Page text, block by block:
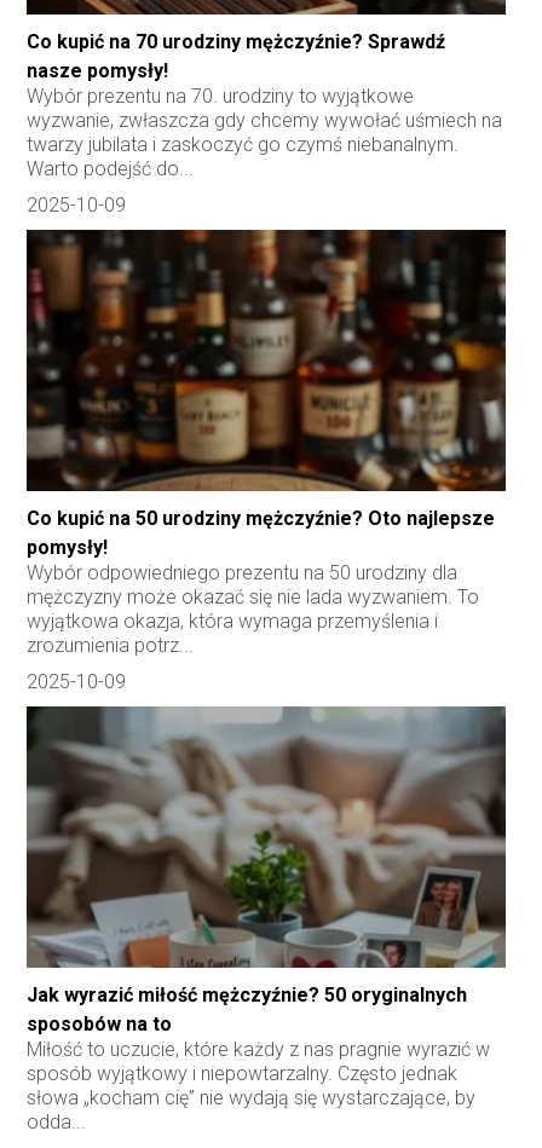
Co kupić na 70 urodziny mężczyźnie? Sprawdź
nasze pomysły!
Wybór prezentu na 70. urodziny to wyjątkowe
wyzwanie, zwłaszcza gdy chcemy wywołać uśmiech na
twarzy jubilata i zaskoczyć go czymś niebanalnym.
Warto podejść do...
2025-10-09
Co kupić na 50 urodziny mężczyźnie? Oto najlepsze
pomysły!
Wybór odpowiedniego prezentu na 50 urodziny dla
mężczyzny może okazać się nie lada wyzwaniem. To
wyjątkowa okazja, która wymaga przemyślenia i
zrozumienia potrz...
2025-10-09
Jak wyrazić miłość mężczyźnie? 50 oryginalnych
sposobów na to
Miłość to uczucie, które każdy z nas pragnie wyrazić w
sposób wyjątkowy i niepowtarzalny. Często jednak
słowa „kocham cię” nie wydają się wystarczające, by
odda...